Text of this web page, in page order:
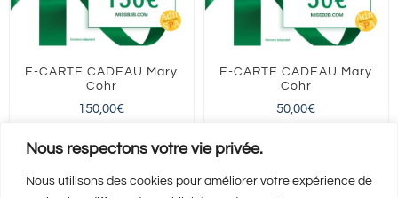
Nous respectons votre vie privée.
Nous utilisons des cookies pour améliorer votre expérience de
E-CARTE CADEAU Mary
Cohr
150,00€
FRANCE entière
E-CARTE CADEAU Mary
Cohr
50,00€